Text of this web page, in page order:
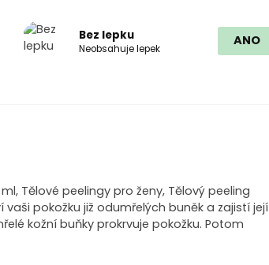
Bez lepku
Neobsahuje lepek
ANO
Tělové peelingy pro ženy, Tělový peeling
pokožku již odumřelých buněk a zajistí její
kožní buňky prokrvuje pokožku. Potom